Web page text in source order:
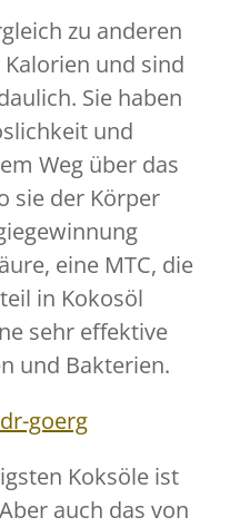
zu anderen
und sind
Sie haben
und
Weg über das
sie der Körper
eine MTC, die
in Kokosöl
sehr effektive
und Bakterien.
Koksöle ist
auch das von